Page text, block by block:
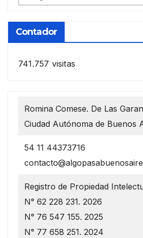
anteriores
Contador
741.757 visitas
Romina Comese. De Las
Ciudad Autónoma de Buenos
54 11 44373716
Registro de Propiedad
N° 62 228 231. 2026
N° 76 547 155. 2025
N° 77 658 251. 2024